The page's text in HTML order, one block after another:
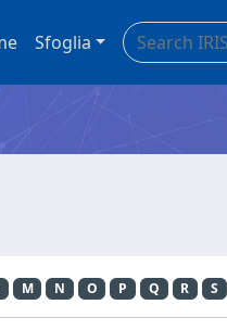
Sfoglia
M N O P Q R S